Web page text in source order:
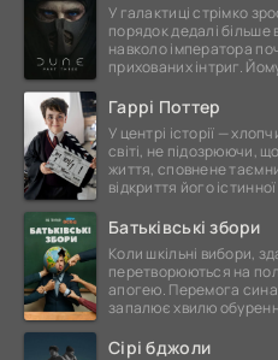
У галактиці стрімко
порядок дедалі
навколо імператора
прихованих інтриг.
Гаррі Поттер
У центрі історії —
світі, не підозрюючи,
життя, сповнене
відкриття його
Батьківські збори
Коли шкільні вибори,
перетворюються на
апогею. Перемога
запалює хвилю
Сірі бджоли